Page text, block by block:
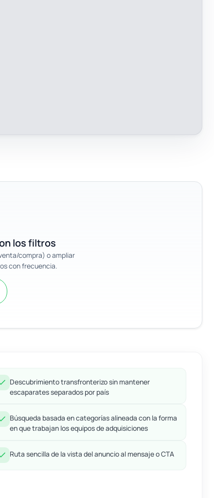
los filtros
compra) o ampliar
con frecuencia.
Descubrimiento transfronterizo sin mantener
escaparates separados por país
Búsqueda basada en categorías alineada con la forma
en que trabajan los equipos de adquisiciones
Ruta sencilla de la vista del anuncio al mensaje o CTA